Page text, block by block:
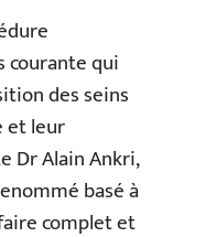
courante qui
des seins
et leur
Dr Alain Ankri,
basé à
complet et